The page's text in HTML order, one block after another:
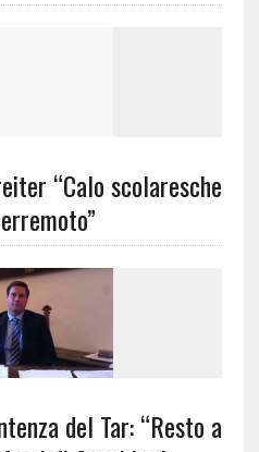
“Calo scolaresche
del Tar: “Resto a